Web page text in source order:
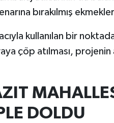
bırakılmış
kullanılan bir
çöp atılması,
DOLDU